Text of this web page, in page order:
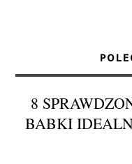
8
BABKI